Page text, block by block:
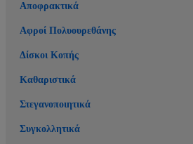
Αποφρακτικά
Αφροί Πολυουρεθάνης
Δίσκοι Κοπής
Καθαριστικά
Στεγανοποιητικά
Συγκολλητικά